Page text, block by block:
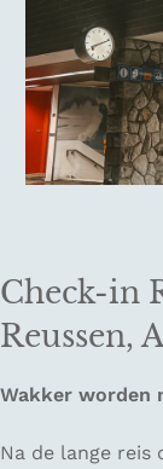
Check-in
Reussen,
Wakker worden
Na de lange reis